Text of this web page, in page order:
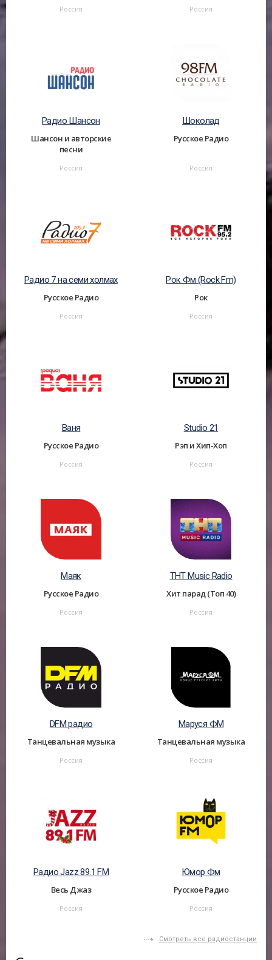
Россия Россия
Радио Шансон
Шансон и авторские
песни
Россия
Шоколад
Русское Радио
Россия
Радио 7 на семи холмах
Русское Радио
Россия
Рок Фм (Rock Fm)
Рок
Россия
Ваня
Русское Радио
Россия
Studio 21
Рэп и Хип-Хоп
Россия
Маяк
Русское Радио
Россия
ТНТ Music Radio
Хит парад (Топ 40)
Россия
DFM радио
Танцевальная музыка
Россия
Маруся ФМ
Танцевальная музыка
Россия
Радио Jazz 89.1 FM
Весь Джаз
Россия
Юмор Фм
Русское Радио
Россия
Смотреть все радиостанции